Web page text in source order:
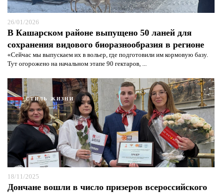
26/01/2026
В Кашарском районе выпущено 50 ланей для
сохранения видового биоразнообразия в регионе
«Сейчас мы выпускаем их в вольер, где подготовили им кормовую базу.
Тут огорожено на начальном этапе 90 гектаров, ...
СТИЛЬ ЖИЗНИ
18/11/2025
Дончане вошли в число призеров всероссийского